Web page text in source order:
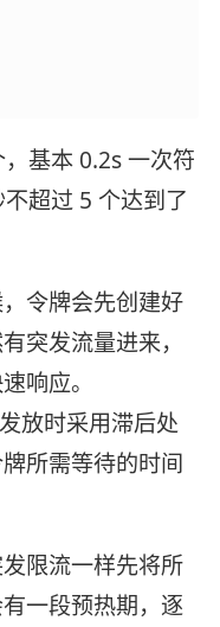
基本 0.2s 一次符
超过 5 个达到了
令牌会先创建好
突发流量进来，
响应。
放时采用滞后处
所需等待的时间
限流一样先将所
一段预热期，逐